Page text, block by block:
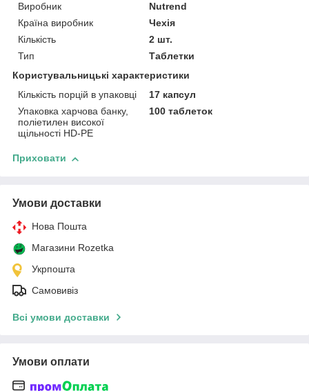
Виробник
Nutrend
Країна виробник
Чехія
Кількість
2 шт.
Тип
Таблетки
Користувальницькі характеристики
Кількість порцій в упаковці
17 капсул
Упаковка харчова банку,
поліетилен високої
щільності HD-PE
100 таблеток
Приховати
Умови доставки
Нова Пошта
Магазини Rozetka
Укрпошта
Самовивіз
Всі умови доставки
Умови оплати